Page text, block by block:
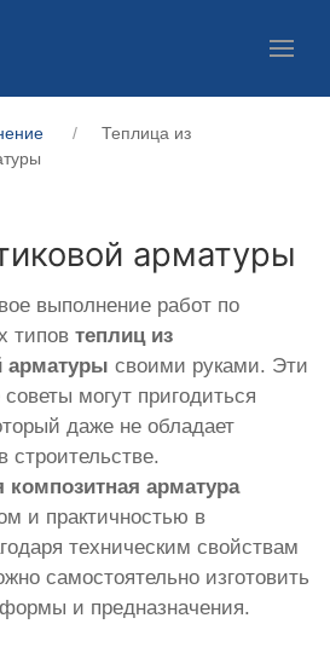
Теплица из
арматуры
выполнение работ по
типов теплиц из
арматуры своими руками. Эти
могут пригодиться
даже не обладает
композитная арматура
и практичностью в
техническим свойствам
самостоятельно изготовить
и предназначения.